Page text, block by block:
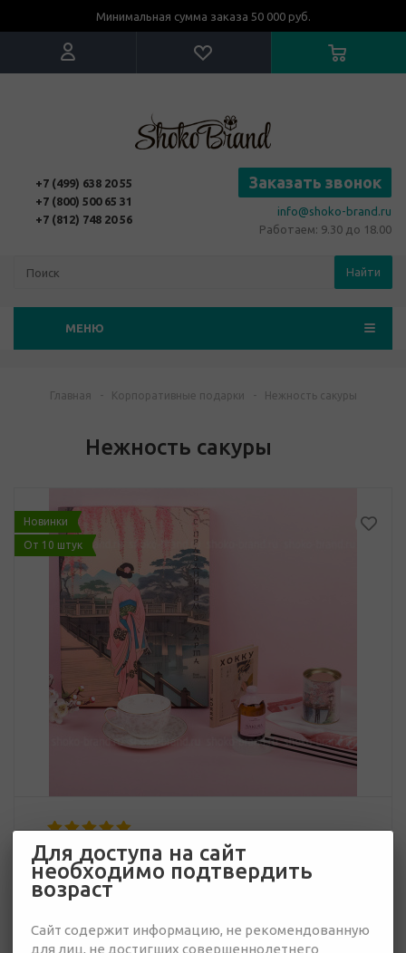
Минимальная сумма заказа 50 000 руб.
+7 (499) 638 20 55
+7 (800) 500 65 31
+7 (812) 748 20 56
Заказать звонок
info@shoko-brand.ru
Работаем: 9.30 до 18.00
Найти
МЕНЮ
Главная - Корпоративные подарки - Нежность сакуры
Нежность сакуры
Новинки
От 10 штук
10 931 руб.
Много
запрос
презентацию
Для доступа на сайт
необходимо подтвердить
возраст
Сайт содержит информацию, не рекомендованную
для лиц, не достигших совершеннолетнего